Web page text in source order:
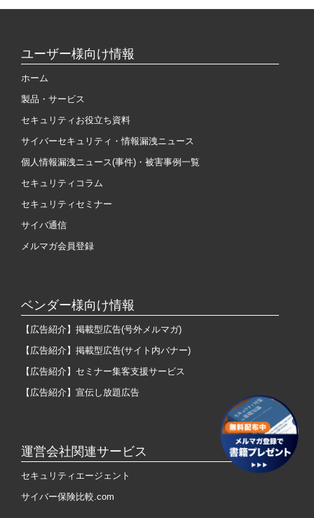
ユーザー様向け情報
ホーム
製品・サービス
セキュリティお役立ち資料
サイバーセキュリティ・情報漏洩ニュース
個人情報漏洩ニュース(事件)・被害事例一覧
セキュリティコラム
セキュリティセミナー
サイバ通信
メルマガ会員登録
ベンダー様向け情報
【広告紹介】掲載型広告(号外メルマガ)
【広告紹介】掲載型広告(サイト内バナー)
【広告紹介】セミナー集客支援サービス
【広告紹介】宣伝し放題広告
運営会社関連サービス
セキュリティエージェント
サイバー保険比較.com